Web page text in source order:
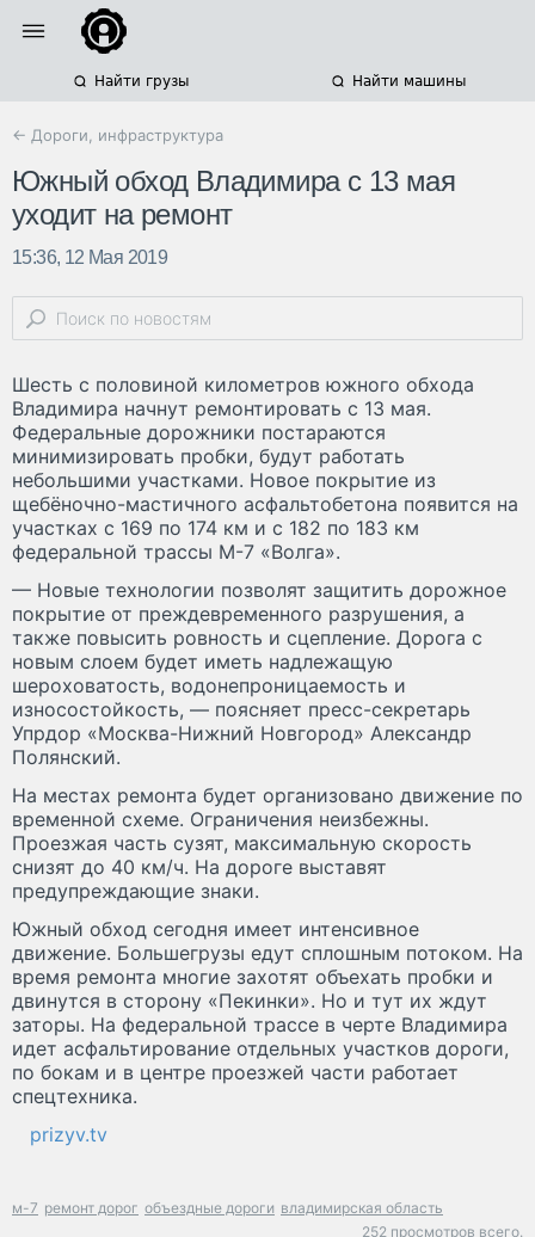
Найти грузы Найти машины
← Дороги, инфраструктура
Южный обход Владимира с 13 мая
уходит на ремонт
15:36, 12 Мая 2019
Шесть с половиной километров южного обхода
Владимира начнут ремонтировать с 13 мая.
Федеральные дорожники постараются
минимизировать пробки, будут работать
небольшими участками. Новое покрытие из
щебёночно-мастичного асфальтобетона появится на
участках с 169 по 174 км и с 182 по 183 км
федеральной трассы М-7 «Волга».
— Новые технологии позволят защитить дорожное
покрытие от преждевременного разрушения, а
также повысить ровность и сцепление. Дорога с
новым слоем будет иметь надлежащую
шероховатость, водонепроницаемость и
износостойкость, — поясняет пресс-секретарь
Упрдор «Москва-Нижний Новгород» Александр
Полянский.
На местах ремонта будет организовано движение по
временной схеме. Ограничения неизбежны.
Проезжая часть сузят, максимальную скорость
снизят до 40 км/ч. На дороге выставят
предупреждающие знаки.
Южный обход сегодня имеет интенсивное
движение. Большегрузы едут сплошным потоком. На
время ремонта многие захотят объехать пробки и
двинутся в сторону «Пекинки». Но и тут их ждут
заторы. На федеральной трассе в черте Владимира
идет асфальтирование отдельных участков дороги,
по бокам и в центре проезжей части работает
спецтехника.
prizyv.tv
м-7 ремонт дорог объездные дороги владимирская область
252 просмотров всего.